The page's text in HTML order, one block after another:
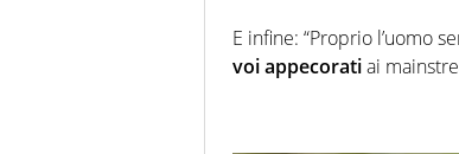
E infine: “Proprio l’uomo
voi appecoratiai